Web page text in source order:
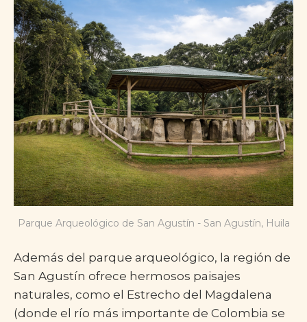
Parque Arqueológico de San Agustín - San Agustín, Huila
Además del parque arqueológico, la región de
San Agustín ofrece hermosos paisajes
naturales, como el Estrecho del Magdalena
(donde el río más importante de Colombia se